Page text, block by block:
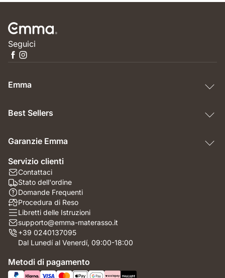
Seguici
Emma
Best Sellers
Garanzie Emma
Servizio clienti
Contattaci
Stato dell'ordine
Domande Frequenti
Procedura di Reso
Libretti delle Istruzioni
supporto@emma-materasso.it
+39 0240137095
Dal Lunedí al Venerdí, 09:00-18:00
Metodi di pagamento